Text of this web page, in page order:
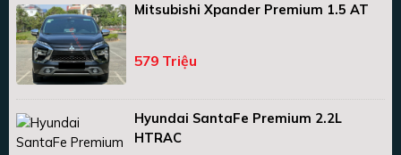
Mitsubishi Xpander Premium 1.5 AT
579 Triệu
Hyundai SantaFe Premium 2.2L
HTRAC